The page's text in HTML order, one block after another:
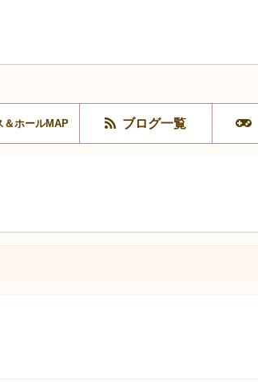
＆ホールMAP ブログ一覧